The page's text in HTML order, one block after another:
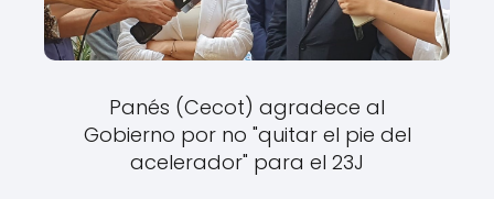
Panés (Cecot) agradece al
Gobierno por no "quitar el pie del
acelerador" para el 23J